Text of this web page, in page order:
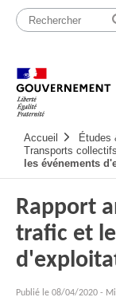
Passer
contenu
principale
Accueil Études
Transports collectifs
les événements
Rapport
trafic et
Publié le 08/04/2020 -